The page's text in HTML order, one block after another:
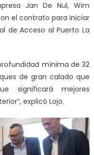
Jan De Nul, Wim
el contrato para iniciar
de Acceso al Puerto La
mínima de 32
de gran calado que
significará mejores
explicó Lojo.